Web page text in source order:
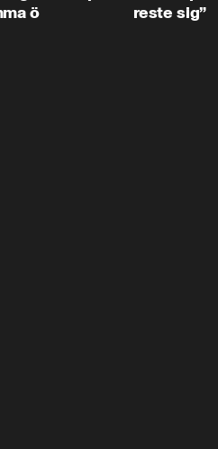
ö
reste sig”